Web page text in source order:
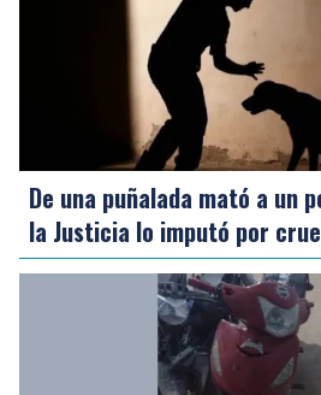
De una puñalada mató a un
la Justicia lo imputó por